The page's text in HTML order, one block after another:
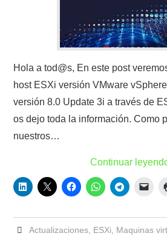
Hola a tod@s, En este post
host ESXi versión VMware
versión 8.0 Update 3i a través de
os dejo toda la información. Como
nuestros…
Continuar
Actualizaciones, ESXi Maquinas